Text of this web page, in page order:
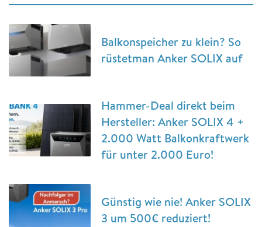
Balkonspeicher zu klein? So
rüstetman Anker SOLIX auf
Hammer-Deal direkt beim
Hersteller: Anker SOLIX 4 +
2.000 Watt Balkonkraftwerk
für unter 2.000 Euro!
Günstig wie nie! Anker SOLIX
3 um 500€ reduziert!